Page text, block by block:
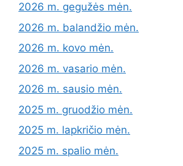
2026 m. gegužės mėn.
2026 m. balandžio mėn.
2026 m. kovo mėn.
2026 m. vasario mėn.
2026 m. sausio mėn.
2025 m. gruodžio mėn.
2025 m. lapkričio mėn.
2025 m. spalio mėn.